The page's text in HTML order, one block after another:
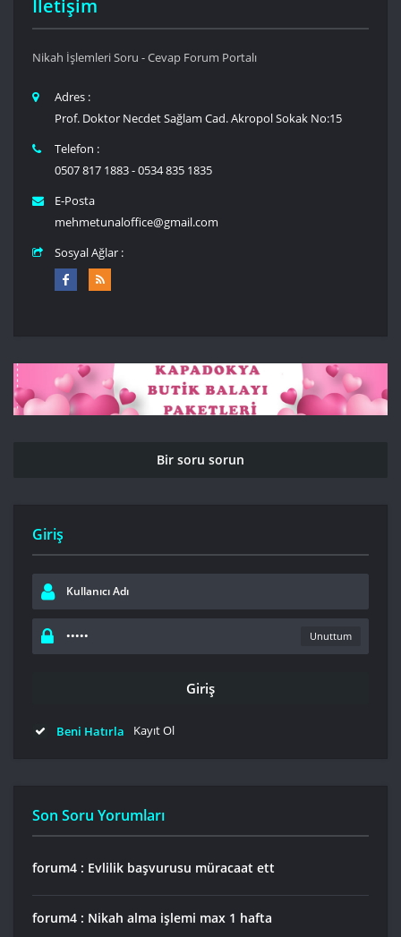
İletişim
Nikah İşlemleri Soru - Cevap Forum Portalı
Adres :
Prof. Doktor Necdet Sağlam Cad. Akropol Sokak No:15
Telefon :
0507 817 1883 - 0534 835 1835
E-Posta
mehmetunaloffice@gmail.com
Sosyal Ağlar :
Bir soru sorun
Giriş
Unuttum
Beni Hatırla Kayıt Ol
Son Soru Yorumları
forum4 : Evlilik başvurusu müracaat ett
forum4 : Nikah alma işlemi max 1 hafta